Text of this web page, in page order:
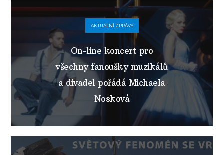
AKTUÁLNÍ ZPRÁVY
On-line koncert pro
všechny fanoušky muzikálů
a divadel pořádá Michaela
Nosková